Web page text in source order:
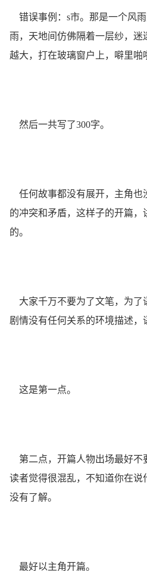
错误事例：s市。那是一个风
雨，天地间仿佛隔着一层纱，
越大，打在玻璃窗户上，噼里
然后一共写了300字。
任何故事都没有展开，主角也
的冲突和矛盾，这样子的开篇
的。
大家千万不要为了文笔，为了
剧情没有任何关系的环境描述，
这是第一点。
第二点，开篇人物出场最好不
读者觉得很混乱，不知道你在说
没有了解。
最好以主角开篇。